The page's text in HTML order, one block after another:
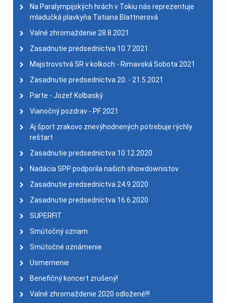
Na Paralympijských hrách v Tokiu nás reprezentuje
mladučká plavkyňa Tatiana Blattnerová
Valné zhromaždenie 28.8.2021
Zasadnutie predsedníctva 10.7.2021
Majstrovstvá SR v kolkoch - Rimavská Sobota 2021
Zasadnutie predsedníctva 20. - 21.5.2021
Parte - Jozef Kolbaský
Vianočný pozdrav - PF 2021
Aj šport zrakovo znevýhodnených potrebuje rýchly
reštart
Zasadnutie predsedníctva 10.12.2020
Nadácia SPP podporila našich showdownistov
Zasadnutie predsedníctva 24.9.2020
Zasadnutie predsedníctva 16.6.2020
SUPERFIT
Smútočný oznam
Smútočné oznámenie
Usmernenie
Benefičný koncert zrušený!
Valné zhromaždenie 2020 odložené!!!